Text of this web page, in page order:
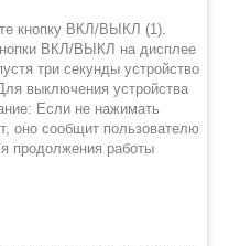
кнопку ВКЛ/ВЫКЛ (1).
ВКЛ/ВЫКЛ на дисплее
три секунды устройство
выключения устройства
Если не нажимать
оно сообщит пользователю
продолжения работы